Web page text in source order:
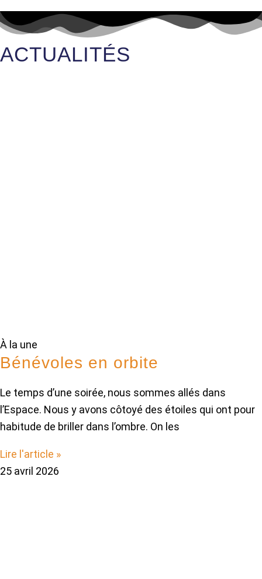
ACTUALITÉS
À la une
Bénévoles en orbite
Le temps d’une soirée, nous sommes allés dans
l’Espace. Nous y avons côtoyé des étoiles qui ont pour
habitude de briller dans l’ombre. On les
Lire l'article »
25 avril 2026